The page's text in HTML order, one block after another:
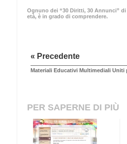
Ognuno dei “30 Diritti, 30 Annunci”
età, è in grado di comprendere.
« Precedente
Materiali Educativi Multimediali Uniti
PER SAPERNE DI PIÙ